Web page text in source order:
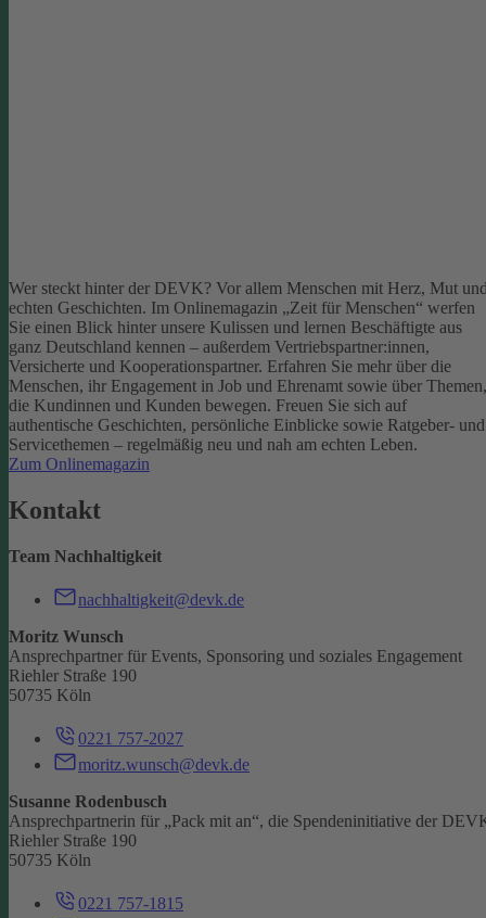
Wer steckt hinter der DEVK? Vor allem Menschen mit Herz, Mut
echten Geschichten. Im Onlinemagazin „Zeit für Menschen“ werfen
Sie einen Blick hinter unsere Kulissen und lernen Beschäftigte aus
ganz Deutschland kennen – außerdem Vertriebspartner:innen,
Versicherte und Kooperationspartner. Erfahren Sie mehr über die
Menschen, ihr Engagement in Job und Ehrenamt sowie über Themen,
die Kundinnen und Kunden bewegen. Freuen Sie sich auf
authentische Geschichten, persönliche Einblicke sowie Ratgeber- und
Servicethemen – regelmäßig neu und nah am echten Leben.
Zum Onlinemagazin
Kontakt
Team Nachhaltigkeit
nachhaltigkeit@devk.de
Moritz Wunsch
Ansprechpartner für Events, Sponsoring und soziales Engagement
Riehler Straße 190
50735 Köln
0221 757-2027
moritz.wunsch@devk.de
Susanne Rodenbusch
Ansprechpartnerin für „Pack mit an“, die Spendeninitiative der
Riehler Straße 190
50735 Köln
0221 757-1815